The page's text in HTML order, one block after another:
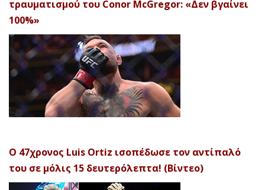
τραυματισμού του Conor McGregor: «Δεν βγαίνει
100%»
Ο 47χρονος Luis Ortiz ισοπέδωσε τον αντίπαλό
του σε μόλις 15 δευτερόλεπτα! (Βίντεο)